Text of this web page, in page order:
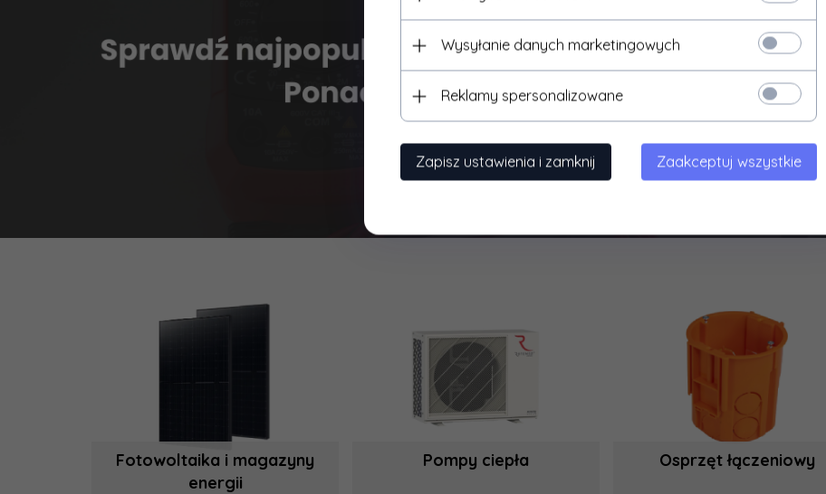
Fotowoltaika i magazyny
energii
Pompy ciepła Osprzęt łączeniowy
Wysyłanie danych marketingowych
Reklamy spersonalizowane
Zapisz ustawienia i zamknij Zaakceptuj wszystkie